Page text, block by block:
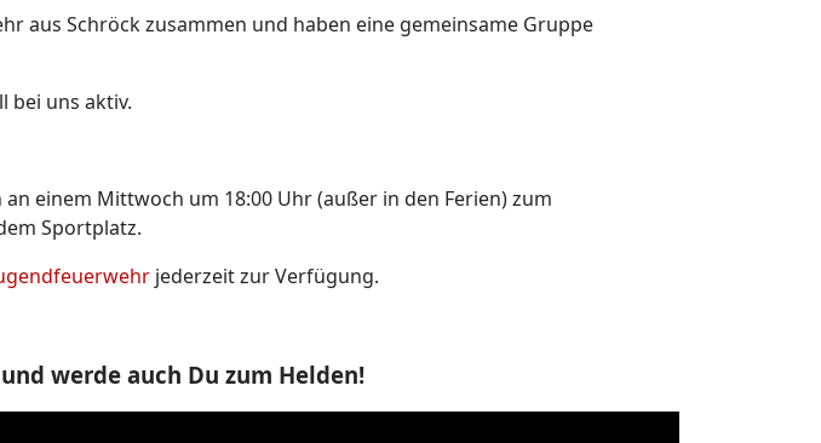
aus Schröck zusammen und haben eine gemeinsame Gruppe
bei uns aktiv.
einem Mittwoch um 18:00 Uhr (außer in den Ferien) zum
Sportplatz.
jederzeit zur Verfügung.
werde auch Du zum Helden!